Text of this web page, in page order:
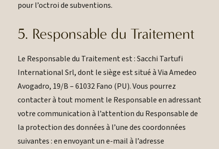
pour l’octroi de subventions.
5. Responsable du Traitement
Le Responsable du Traitement est : Sacchi Tartufi
International Srl, dont le siège est situé à Via Amedeo
Avogadro, 19/B – 61032 Fano (PU). Vous pourrez
contacter à tout moment le Responsable en adressant
votre communication à l’attention du Responsable de
la protection des données à l’une des coordonnées
suivantes : en envoyant un e-mail à l’adresse